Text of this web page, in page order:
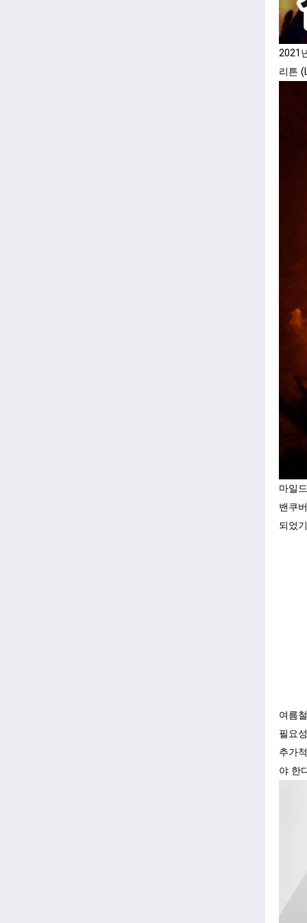
2021
리튼
마일
밴쿠
되었
여름
필요
추가
야 한